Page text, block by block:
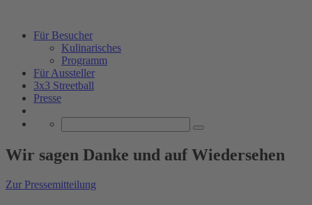
Für Besucher
Kulinarisches
Programm
Für Aussteller
3x3 Streetball
Presse
Wir sagen Danke und auf Wiedersehen
Zur Pressemitteilung